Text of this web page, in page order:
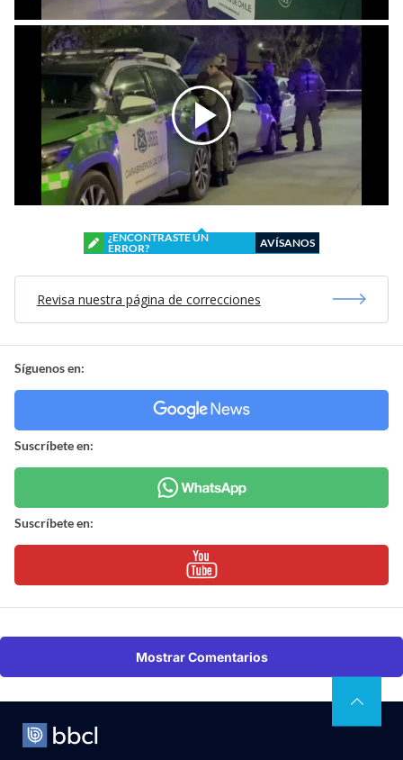
¿ENCONTRASTE UN
ERROR?
AVÍSANOS
Revisa nuestra página de correcciones
Síguenos en:
Suscríbete en:
Suscríbete en:
Mostrar Comentarios